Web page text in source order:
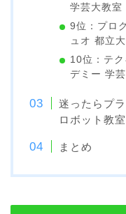
学芸大教室
9位：プロ
ュオ 都立
10位：テ
デミー 学
迷ったらプ
ロボット教
まとめ